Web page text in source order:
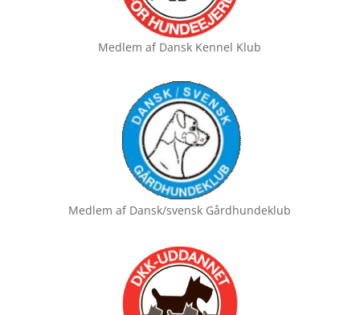
Medlem af Dansk Kennel Klub
Medlem af Dansk/svensk Gårdhundeklub